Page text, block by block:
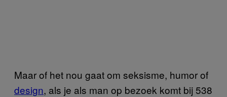
Maar of het nou gaat om seksisme, humor of
design, als je als man op bezoek komt bij 538